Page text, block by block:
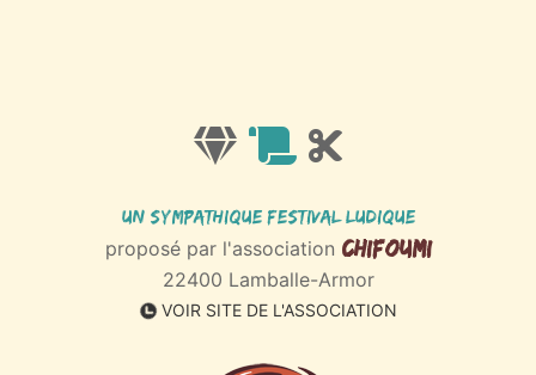
Un sympathique Festival ludique
proposé par l'association Chifoumi
22400 Lamballe-Armor
VOIR SITE DE L'ASSOCIATION